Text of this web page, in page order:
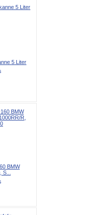
5 Liter
BMW